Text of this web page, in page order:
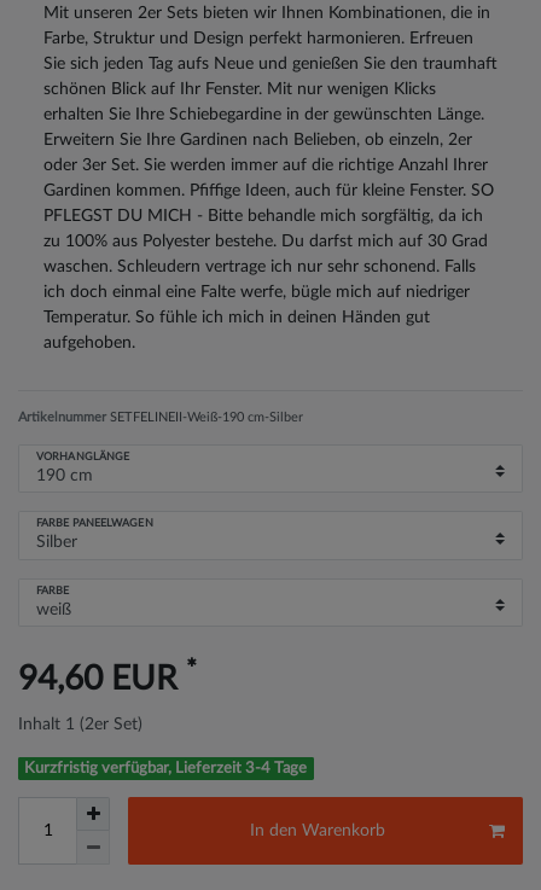
Mit unseren 2er Sets bieten wir Ihnen Kombinationen, die in
Farbe, Struktur und Design perfekt harmonieren. Erfreuen
Sie sich jeden Tag aufs Neue und genießen Sie den traumhaft
schönen Blick auf Ihr Fenster. Mit nur wenigen Klicks
erhalten Sie Ihre Schiebegardine in der gewünschten Länge.
Erweitern Sie Ihre Gardinen nach Belieben, ob einzeln, 2er
oder 3er Set. Sie werden immer auf die richtige Anzahl Ihrer
Gardinen kommen. Pfiffige Ideen, auch für kleine Fenster. SO
PFLEGST DU MICH - Bitte behandle mich sorgfältig, da ich
zu 100% aus Polyester bestehe. Du darfst mich auf 30 Grad
waschen. Schleudern vertrage ich nur sehr schonend. Falls
ich doch einmal eine Falte werfe, bügle mich auf niedriger
Temperatur. So fühle ich mich in deinen Händen gut
aufgehoben.
Artikelnummer SETFELINEII-Weiß-190 cm-Silber
VORHANGLÄNGE
FARBE PANEELWAGEN
FARBE
94,60 EUR *
Inhalt 1 (2er Set)
Kurzfristig verfügbar, Lieferzeit 3-4 Tage
In den Warenkorb